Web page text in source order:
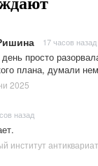
17 часов назад
день просто
плана, думали
2025
назад
институт